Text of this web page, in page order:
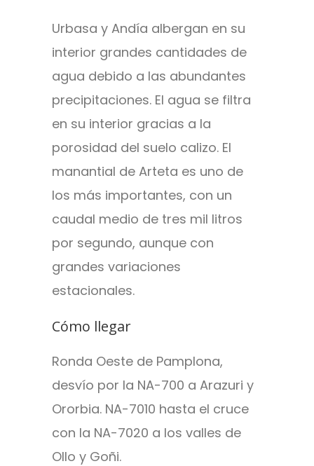
Urbasa y Andía albergan en su
interior grandes cantidades de
agua debido a las abundantes
precipitaciones. El agua se filtra
en su interior gracias a la
porosidad del suelo calizo. El
manantial de Arteta es uno de
los más importantes, con un
caudal medio de tres mil litros
por segundo, aunque con
grandes variaciones
estacionales.
Cómo llegar
Ronda Oeste de Pamplona,
desvío por la NA-700 a Arazuri y
Ororbia. NA-7010 hasta el cruce
con la NA-7020 a los valles de
Ollo y Goñi.